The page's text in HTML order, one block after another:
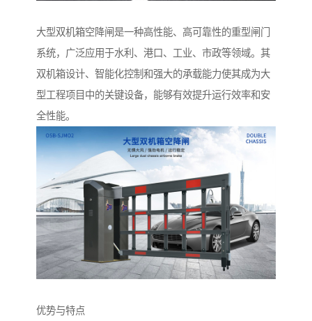
大型双机箱空降闸是一种高性能、高可靠性的重型闸门
系统，广泛应用于水利、港口、工业、市政等领域。其
双机箱设计、智能化控制和强大的承载能力使其成为大
型工程项目中的关键设备，能够有效提升运行效率和安
全性能。
优势与特点